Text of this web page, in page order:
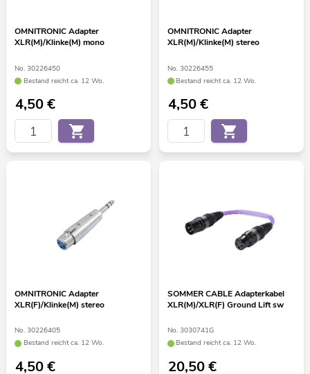
OMNITRONIC Adapter
XLR(M)/Klinke(M) mono
No. 30226450
Bestand reicht ca. 12 Wo.
4,50€
OMNITRONIC Adapter
XLR(M)/Klinke(M) stereo
No. 30226455
Bestand reicht ca. 12 Wo.
4,50€
OMNITRONIC Adapter
XLR(F)/Klinke(M) stereo
No. 30226405
Bestand reicht ca. 12 Wo.
4,50€
SOMMER CABLE Adapterkabel
XLR(M)/XLR(F) Ground Lift sw
No. 3030741G
Bestand reicht ca. 12 Wo.
20,50€